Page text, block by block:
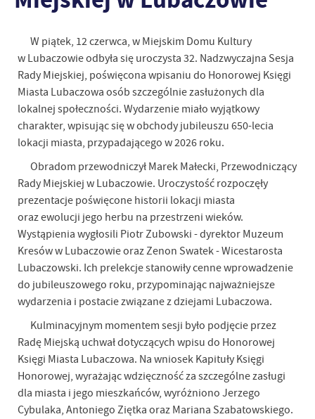
W piątek, 12 czerwca, w Miejskim Domu Kultury
w Lubaczowie odbyła się uroczysta 32. Nadzwyczajna Sesja
Rady Miejskiej, poświęcona wpisaniu do Honorowej Księgi
Miasta Lubaczowa osób szczególnie zasłużonych dla
lokalnej społeczności. Wydarzenie miało wyjątkowy
charakter, wpisując się w obchody jubileuszu 650-lecia
lokacji miasta, przypadającego w 2026 roku.
Obradom przewodniczył Marek Małecki, Przewodniczący
Rady Miejskiej w Lubaczowie. Uroczystość rozpoczęły
prezentacje poświęcone historii lokacji miasta
oraz ewolucji jego herbu na przestrzeni wieków.
Wystąpienia wygłosili Piotr Zubowski - dyrektor Muzeum
Kresów w Lubaczowie oraz Zenon Swatek - Wicestarosta
Lubaczowski. Ich prelekcje stanowiły cenne wprowadzenie
do jubileuszowego roku, przypominając najważniejsze
wydarzenia i postacie związane z dziejami Lubaczowa.
Kulminacyjnym momentem sesji było podjęcie przez
Radę Miejską uchwał dotyczących wpisu do Honorowej
Księgi Miasta Lubaczowa. Na wniosek Kapituły Księgi
Honorowej, wyrażając wdzięczność za szczególne zasługi
dla miasta i jego mieszkańców, wyróżniono Jerzego
Cybulaka, Antoniego Ziętka oraz Mariana Szabatowskiego.